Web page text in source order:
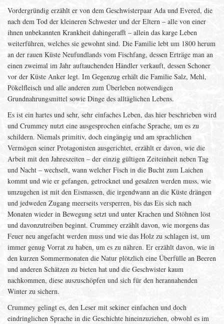
Vordergründig erzählt er von dem Geschwisterpaar Ada und Evered, die
nach dem Tod der kleineren Schwester und der Eltern – alle von einer
ihnen unbekannten Krankheit dahingerafft – allein das karge Leben
weiterführen, welches sie gewohnt sind. Die Familie lebt um 1800 herum
an der rauen Küste Neufundlands vom Fischfang, dessen Erträge man an
einen zweimal im Jahr auftauchenden Händler verkauft, dessen Schoner
vor der Küste Anker legt. Im Gegenzug erhält die Familie Salz, Mehl,
Pökelfleisch und alle anderen zum Überleben notwendigen
Grundnahrungsmittel sowie Dinge des alltäglichen Lebens.
Es ist ein hartes und sehr, sehr einfaches Leben, das hier beschrieben wird
und Crummey nutzt eine ausgesprochen einfache Sprache, um es zu
schildern. Niemals primitiv, doch eingängig und am sprachlichen
Vermögen seiner Protagonisten ausgerichtet, erzählt er davon, wie die
Arbeit mit den Jahreszeiten – der einzig gültigen Zeiteinheit neben Tag
und Nacht – wechselt, wann welcher Fisch in die Bucht zum Laichen
kommt und wie er gefangen, getrocknet und gesalzen werden muss, wie
umzugehen ist mit den Eismassen, die irgendwann an die Küste drängen
und jedweden Zugang meerseits versperren, bis das Eis sich nach
Monaten wieder in Bewegung setzt und unter Krachen und Stöhnen löst
und davonzutreiben beginnt. Crummey erzählt davon, wie morgens das
Feuer neu angefacht werden muss und wie das Holz zu schlagen ist, um
immer genug Vorrat zu haben, um es zu nähren. Er erzählt davon, wie in
den kurzen Sommermonaten die Natur plötzlich eine Überfülle an Beeren
und anderen Schätzen zu bieten hat und die Geschwister kaum
nachkommen, diese auszuschöpfen und sich für den herannahenden
Winter zu sichern.
Crummey gelingt es, den Leser mit sekiner einfachen und doch
eindringlichen Sprache in die Geschichte hineinzuziehen, obwohl es im